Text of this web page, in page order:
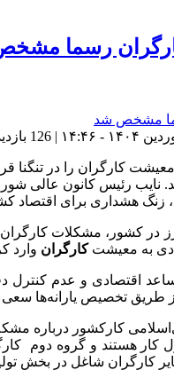
کارگران را در
هشداری برای اقتصاد
در کشور، مشکلات کارگران
به معیشت کارگران وارد
اقتصادی و عدم
طریق تخصیص یارانه‌ها سعی
کارکشور درباره
هستند و گروه دوم
کارگران شاغل در بخش